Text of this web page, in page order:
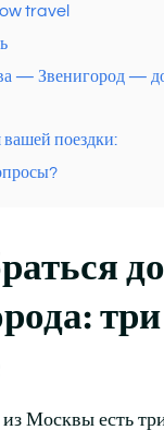
travel
— Звенигород —
вашей поездки:
до
Москвы есть